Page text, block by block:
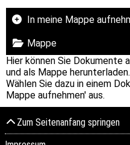
In meine Mappe
Mappe
Hier können Sie Dokumente
und als Mappe herunterladen.
Wählen Sie dazu in einem
Mappe aufnehmen' aus.
Zum Seitenanfang springen